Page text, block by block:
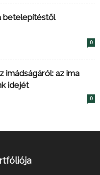
betelepítéstől
0
imádságáról: az ima
idejét
0